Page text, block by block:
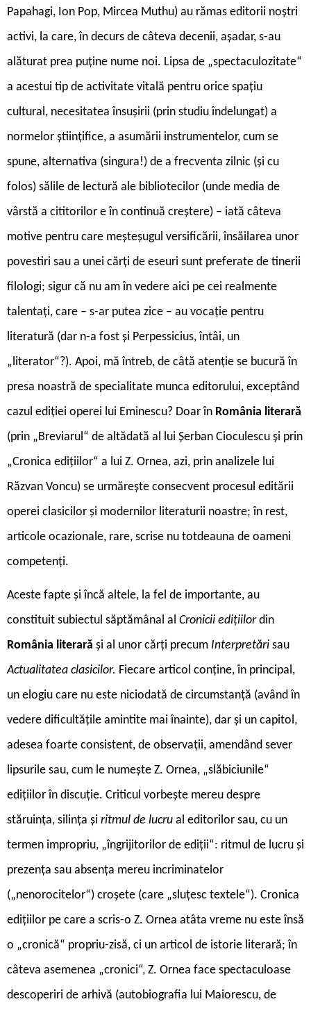
Papahagi, Ion Pop, Mircea Muthu) au rămas editorii noștri
activi, la care, în decurs de câteva decenii, așadar, s-au
alăturat prea puține nume noi. Lipsa de „spectaculozitate“
a acestui tip de activitate vitală pentru orice spațiu
cultural, necesitatea însușirii (prin studiu îndelungat) a
normelor științifice, a asumării instrumentelor, cum se
spune, alternativa (singura!) de a frecventa zilnic (și cu
folos) sălile de lectură ale bibliotecilor (unde media de
vârstă a cititorilor e în continuă creștere) – iată câteva
motive pentru care meșteșugul versificării, însăilarea unor
povestiri sau a unei cărți de eseuri sunt preferate de tinerii
filologi; sigur că nu am în vedere aici pe cei realmente
talentați, care – s-ar putea zice – au vocație pentru
literatură (dar n-a fost și Perpessicius, întâi, un
„literator“?). Apoi, mă întreb, de câtă atenție se bucură în
presa noastră de specialitate munca editorului, exceptând
cazul ediției operei lui Eminescu? Doar în România literară
(prin „Breviarul“ de altădată al lui Șerban Cioculescu și prin
„Cronica edițiilor“ a lui Z. Ornea, azi, prin analizele lui
Răzvan Voncu) se urmărește consecvent procesul editării
operei clasicilor și modernilor literaturii noastre; în rest,
articole ocazionale, rare, scrise nu totdeauna de oameni
competenți.
Aceste fapte și încă altele, la fel de importante, au
constituit subiectul săptămânal al Cronicii edițiilordin
România literară și al unor cărți precum Interpretări sau
Actualitatea clasicilor. Fiecare articol conține, în principal,
un elogiu care nu este niciodată de circumstanță (având în
vedere dificultățile amintite mai înainte), dar și un capitol,
adesea foarte consistent, de observații, amendând sever
lipsurile sau, cum le numește Z. Ornea, „slăbiciunile“
edițiilor în discuție. Criticul vorbește mereu despre
stăruința, silința și ritmul de lucru al editorilor sau, cu un
termen impropriu, „îngrijitorilor de ediții“: ritmul de lucru și
prezența sau absența mereu incriminatelor
(„nenorocitelor“) croșete (care „sluțesc textele“). Cronica
edițiilor pe care a scris-o Z. Ornea atâta vreme nu este însă
o „cronică“ propriu-zisă, ci un articol de istorie literară; în
câteva asemenea „cronici“, Z. Ornea face spectaculoase
descoperiri de arhivă (autobiografia lui Maiorescu, de